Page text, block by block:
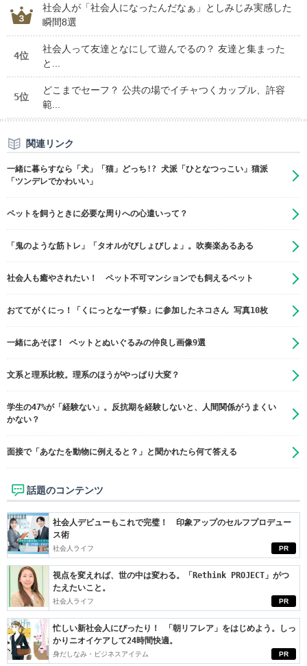
社会人が「社会人になったんだなぁ」としみじみ実感した
瞬間8選
4位
社会人って友達となにして遊んでるの？ 友達と集まった
と...
5位
どこまでセーフ？ 公共の場でイチャつくカップル、許容
範...
関連リンク
一緒に暮らすなら「犬」「猫」どっち!? 犬派「ひとなつっこい」猫派
「ツンデレでかわいい」
ペットを飼うときに必要な周りへの心遣いって？
「鬼のような筋トレ」「タオルがびしょびしょ」。吹奏楽あるある
社会人も癒やされたい！ ペット不可マンションでも飼えるペット
おててがくにっ！「くにっとなーず祭」に参加したネコさん 写真10枚
一緒にあそぼ！ ペットとぬいぐるみの仲良し画像9選
文系と理系比較。理系のほうがやっぱり大変？
学生の47%が「経験ない」。反抗期を経験しないと、人間関係がうまくい
かない？
面接で「あなたを動物に例えると？」と聞かれたら何て答える
話題のコンテンツ
PR
社会人デビューもこれで完璧！ 印象アップのセルフプロデュー
ス術
社会人ライフ
PR
視点を変えれば、世の中は変わる。「Rethink PROJECT」がつ
たえたいこと。
社会人ライフ
PR
忙しい新社会人にぴったり！ 「朝リフレア」をはじめよう。しっ
かりニオイケアして24時間快適。
身だしなみ・ビジネスアイテム